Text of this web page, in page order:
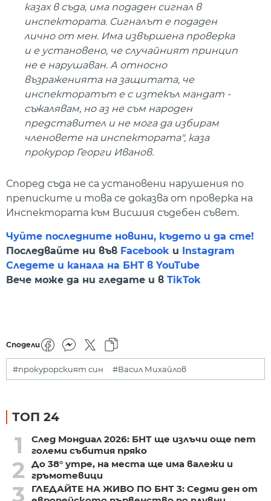
казах в съда, има подаден сигнал в
инспектората. Сигналът е подаден
лично от мен. Има извършена проверка
и е установено, че случайният принцип
не е нарушаван. А относно
възраженията на защитата, че
инспекторатът е с изтекъл мандат -
съжалявам, но аз не съм народен
представител и не мога да избирам
членовете на инспектората", каза
прокурор Георги Иванов.
Според съда не са установени нарушения по
преписките и това се доказва от проверка на
Инспектората към Висшия съдебен съвет.
Чуйте последните новини, където и да сте!
Последвайте ни във Facebook и Instagram
Следете и канала на БНТ в YouTube
Вече може да ни гледате и в TikTok
Сподели
#прокурорският син #Васил Михайлов
ТОП 24
1
След Мондиал 2026: БНТ ще излъчи още пет
големи събития пряко
2
До 38° утре, на места ще има валежи и
гръмотевици
3
ГЛЕДАЙТЕ НА ЖИВО ПО БНТ 3: Седми ден от